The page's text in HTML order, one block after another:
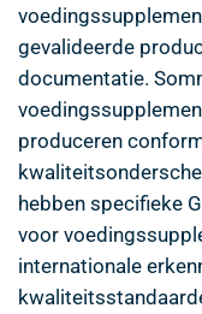
gevalideerde
documentatie.
produceren
hebben specifieke
voor
internationale